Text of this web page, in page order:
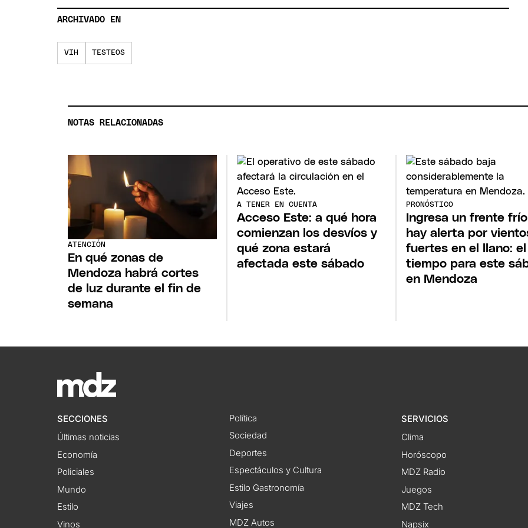
ARCHIVADO EN
VIH TESTEOS
NOTAS RELACIONADAS
ATENCIÓN
En qué zonas de
Mendoza habrá cortes
de luz durante el fin de
semana
A TENER EN CUENTA
Acceso Este: a qué hora
comienzan los desvíos y
qué zona estará
afectada este sábado
PRONÓSTICO
Ingresa un frente
hay alerta por
fuertes en el llano: el
tiempo para este
en Mendoza
SECCIONES
Últimas noticias
Economía
Policiales
Mundo
Estilo
Vinos
Política
Sociedad
Deportes
Espectáculos y Cultura
Estilo Gastronomía
Viajes
MDZ Autos
SERVICIOS
Clima
Horóscopo
MDZ Radio
Juegos
MDZ Tech
Napsix